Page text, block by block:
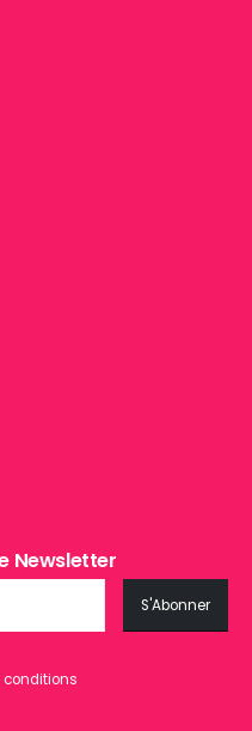
Newsletter
conditions